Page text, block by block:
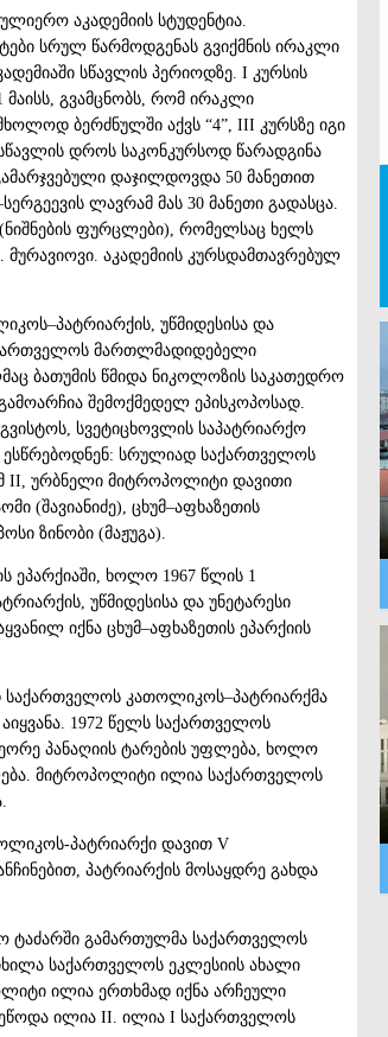
აკადემიის სტუდენტია.
სრულ წარმოდგენას გვიქმნის ირაკლი
სწავლის პერიოდზე. I კურსის
გვამცნობს, რომ ირაკლი
ბერძნულში აქვს “4”, III კურსზე იგი
დროს საკონკურსოდ წარადგინა
დაჯილდოვდა 50 მანეთით
ლავრამ მას 30 მანეთი გადასცა.
ფურცლები), რომელსაც ხელს
მურავიოვი. აკადემიის კურსდამთავრებულ
უწმიდესისა და
მართლმადიდებელი
ბათუმის წმიდა ნიკოლოზის საკათედრო
შემოქმედელ ეპისკოპოსად.
სვეტიცხოვლის საპატრიარქო
ესწრებოდნენ: სრულიად საქართველოს
II, ურბნელი მიტროპოლიტი დავითი
(შავიანიძე), ცხუმ–აფხაზეთის
ზინობი (მაჟუგა).
ეპარქიაში, ხოლო 1967 წლის 1
უწმიდესისა და უნეტარესი
იქნა ცხუმ–აფხაზეთის ეპარქიის
საქართველოს კათოლიკოს–პატრიარქმა
1972 წელს საქართველოს
პანაღიის ტარების უფლება, ხოლო
მიტროპოლიტი ილია საქართველოს
პატრიარქი დავით V
პატრიარქის მოსაყდრე გახდა
ტაძარში გამართულმა საქართველოს
საქართველოს ეკლესიის ახალი
ილია ერთხმად იქნა არჩეული
ილია II. ილია I საქართველოს